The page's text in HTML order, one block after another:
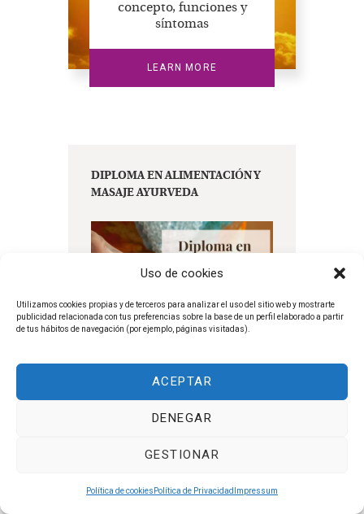
Uso de cookies
Utilizamos cookies propias y de terceros para analizar el uso del sitio web y mostrarte
publicidad relacionada con tus preferencias sobre la base de un perfil elaborado a partir
de tus hábitos de navegación (por ejemplo, páginas visitadas).
ACEPTAR
DENEGAR
GESTIONAR
Política de cookies Política de Privacidad Impressum
concepto, funciones y
síntomas
LEARN MORE
DIPLOMA EN ALIMENTACIÓN Y
MASAJE AYURVEDA